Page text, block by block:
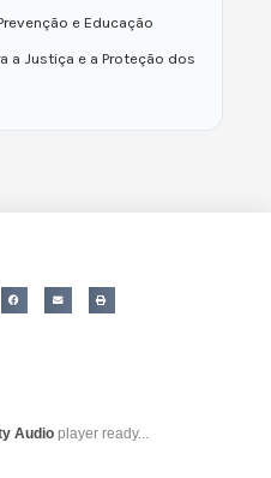
e Educação
a Justiça e a Proteção dos
Audio player ready...